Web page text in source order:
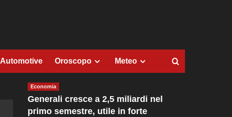
Automotive Oroscopo Meteo
Economia
Generali cresce a 2,5 miliardi nel
primo semestre, utile in forte